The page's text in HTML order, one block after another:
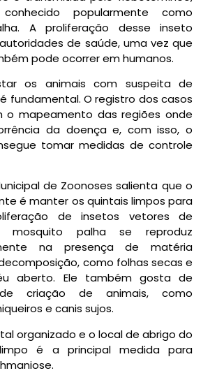
popularmente como
A proliferação desse inseto
de saúde, uma vez que
pode ocorrer em humanos.
os animais com suspeita de
fundamental. O registro dos casos
o mapeamento das regiões onde
da doença e, com isso, o
tomar medidas de controle
de Zoonoses salienta que o
é manter os quintais limpos para
de insetos vetores de
mosquito palha se reproduz
na presença de matéria
como folhas secas e
aberto. Ele também gosta de
criação de animais, como
e canis sujos.
organizado e o local de abrigo do
é a principal medida para